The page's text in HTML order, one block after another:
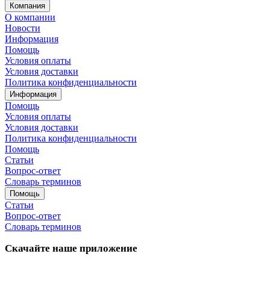
Компания
О компании
Новости
Информация
Помощь
Условия оплаты
Условия доставки
Политика конфиденциальности
Информация
Помощь
Условия оплаты
Условия доставки
Политика конфиденциальности
Помощь
Статьи
Вопрос-ответ
Словарь терминов
Помощь
Статьи
Вопрос-ответ
Словарь терминов
Скачайте наше приложение